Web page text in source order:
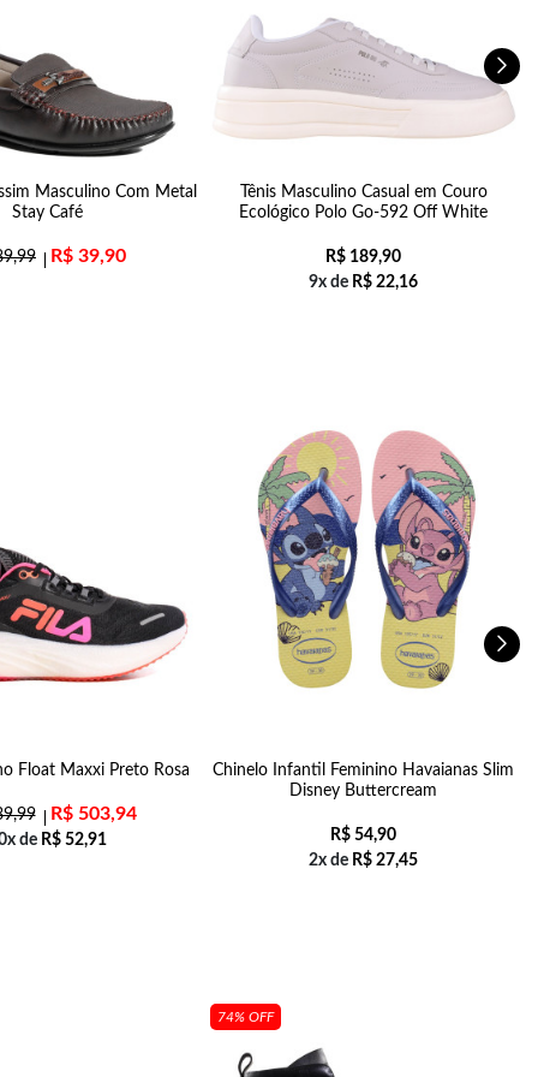
Masculino Com Metal
Stay Café
R$ 39,90
Tênis Masculino Casual em Couro
Ecológico Polo Go-592 Off White
R$ 189,90
9x de R$ 22,16
Float Maxxi Preto Rosa
R$503,94
de R$ 52,91
Chinelo Infantil Feminino Havaianas Slim
Disney Buttercream
R$ 54,90
2x de R$ 27,45
74% OFF